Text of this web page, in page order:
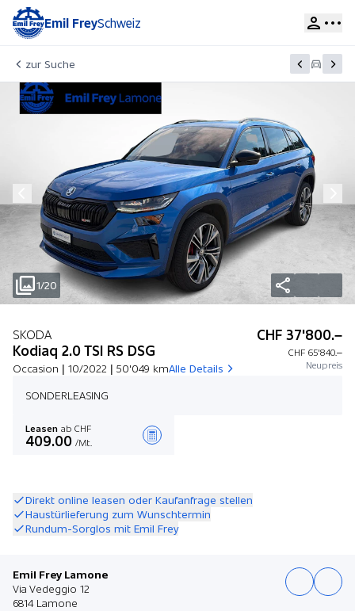
Emil FreySchweiz
zur Suche
1/20
SKODA
Kodiaq 2.0 TSI RS DSG
Occasion | 10/2022 | 50'049 kmAlle Details
CHF 37'800.–
CHF 65'840.–
Neupreis
SONDERLEASING
Leasen ab CHF
409.00 /Mt.
Direkt online leasen oder Kaufanfrage stellen
Haustürlieferung zum Wunschtermin
Rundum-Sorglos mit Emil Frey
Emil Frey Lamone
Via Vedeggio 12
6814 Lamone